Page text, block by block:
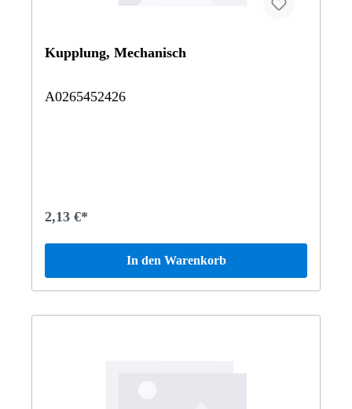
Kupplung, Mechanisch
A0265452426
2,13 €*
In den Warenkorb